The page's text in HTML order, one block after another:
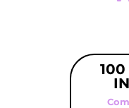
100